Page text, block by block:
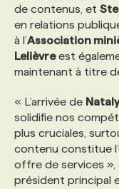
PRIX ET
GEO/SEO
NOS
FAQ
NOS
POURQUOI
NOS TARIFS
NOS TARIFS
NOS
ANNONCEZ
de contenus, et
en relations
à l’Association
Lelièvreest
maintenant à titre
« L’arrivée de
solidifie nos
plus cruciales,
contenu constitue
offre de services »,
président principal